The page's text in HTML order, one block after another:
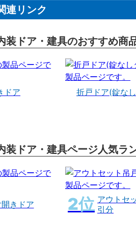
連リンク
装ドア・建具のおすすめ商
ドア 折戸ドア(錠な
装ドア・建具ページ人気ラ
開きドア
アウトセ
引分